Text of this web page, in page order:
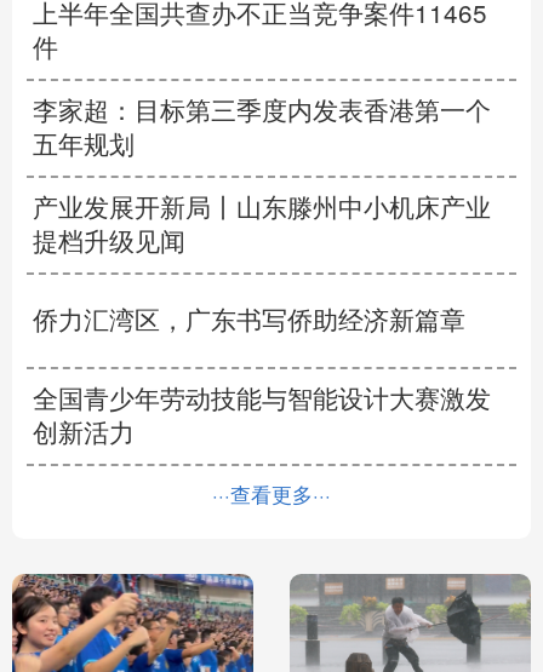
上半年全国共查办不正当竞争案件11465
件
李家超：目标第三季度内发表香港第一个
五年规划
产业发展开新局丨 山东滕州中小机床产业
提档升级见闻
侨力汇湾区，广东书写侨助经济新篇章
全国青少年劳动技能与智能设计大赛激发
创新活力
···查看更多···